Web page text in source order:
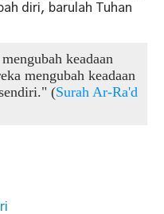
diri, barulah Tuhan
keadaan
mengubah keadaan
(Surah Ar-Ra'd